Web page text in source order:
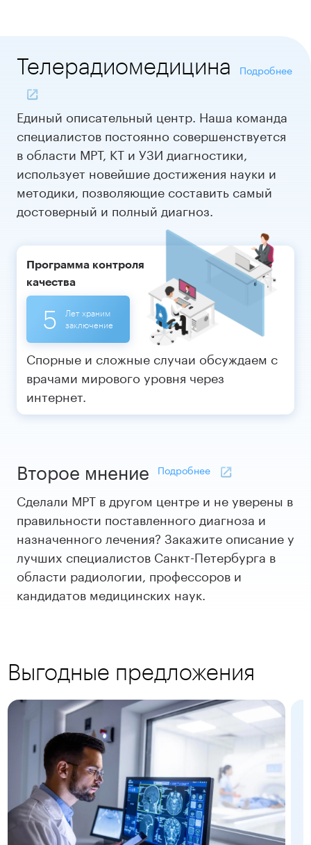
Телерадиомедицина Подробнее
Единый описательный центр. Наша команда
специалистов постоянно совершенствуется
в области МРТ, КТ и УЗИ диагностики,
использует новейшие достижения науки и
методики, позволяющие составить самый
достоверный и полный диагноз.
Программа контроля
качества
5
Лет храним
заключение
Спорные и сложные случаи обсуждаем с
врачами мирового уровня через
интернет.
Второе мнение Подробнее
Сделали МРТ в другом центре и не уверены в
правильности поставленного диагноза и
назначенного лечения? Закажите описание у
лучших специалистов Санкт-Петербурга в
области радиологии, профессоров и
кандидатов медицинских наук.
Выгодные предложения